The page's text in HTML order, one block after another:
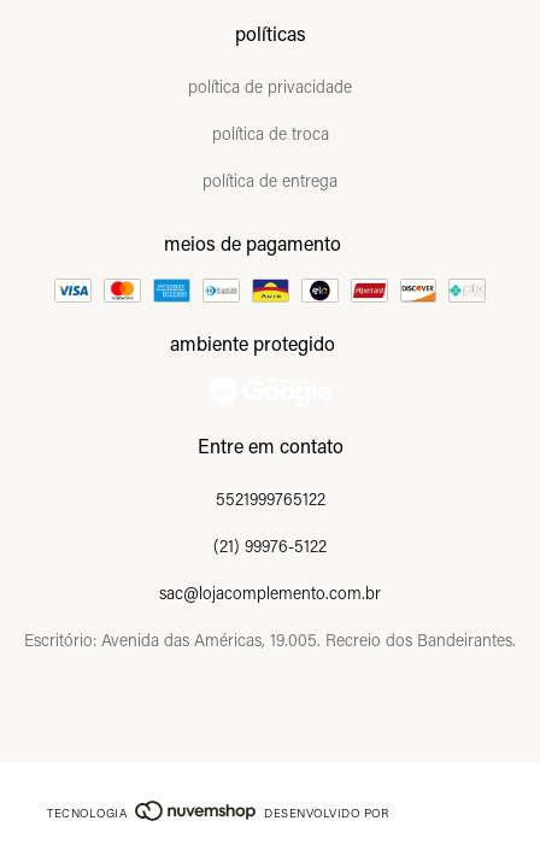
políticas
política de privacidade
política de troca
política de entrega
meios de pagamento
ambiente protegido
Entre em contato
5521999765122
(21) 99976-5122
sac@lojacomplemento.com.br
Escritório: Avenida das Américas, 19.005. Recreio dos Bandeirantes.
TECNOLOGIA DESENVOLVIDO POR